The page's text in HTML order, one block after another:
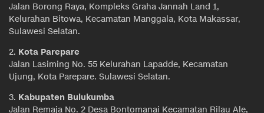
Jalan Borong Raya, Kompleks Graha Jannah Land 1,
Kelurahan Bitowa, Kecamatan Manggala, Kota Makassar,
Sulawesi Selatan.
2. Kota Parepare
Jalan Lasiming No. 55 Kelurahan Lapadde, Kecamatan
Ujung, Kota Parepare. Sulawesi Selatan.
3. Kabupaten Bulukumba
Jalan Remaja No. 2 Desa Bontomanai Kecamatan Rilau Ale,